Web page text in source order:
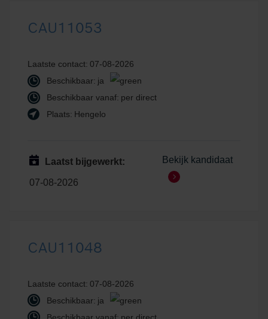
CAU11053
Laatste contact: 07-08-2026
Beschikbaar: ja
Beschikbaar vanaf: per direct
Plaats: Hengelo
Laatst bijgewerkt:
07-08-2026
Bekijk kandidaat
CAU11048
Laatste contact: 07-08-2026
Beschikbaar: ja